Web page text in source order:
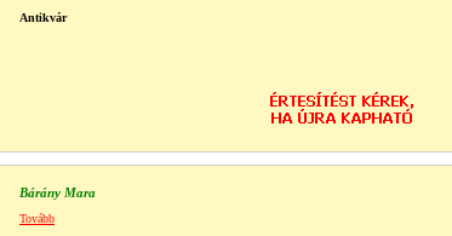
Antikvár
Bárány Mara
Tovább